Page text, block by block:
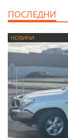
ПОСЛЕДНИ
НОВИНИ